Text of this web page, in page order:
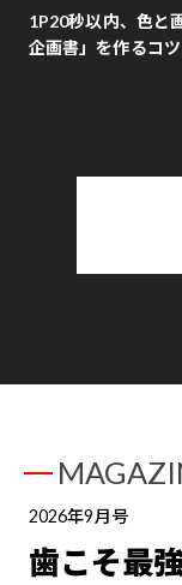
1P20秒以内、色と
企画書」を作るコツ
2026年9月号
歯こそ最